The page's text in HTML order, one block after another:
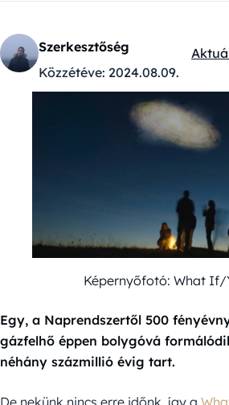
Szerkesztőség
Közzétéve: 2024.08.09.
Képernyőfotó: What If/
Egy, a Naprendszertől 500
gázfelhő éppen bolygóvá
néhány százmillió évig tart.
De nekünk nincs erre időnk, így a